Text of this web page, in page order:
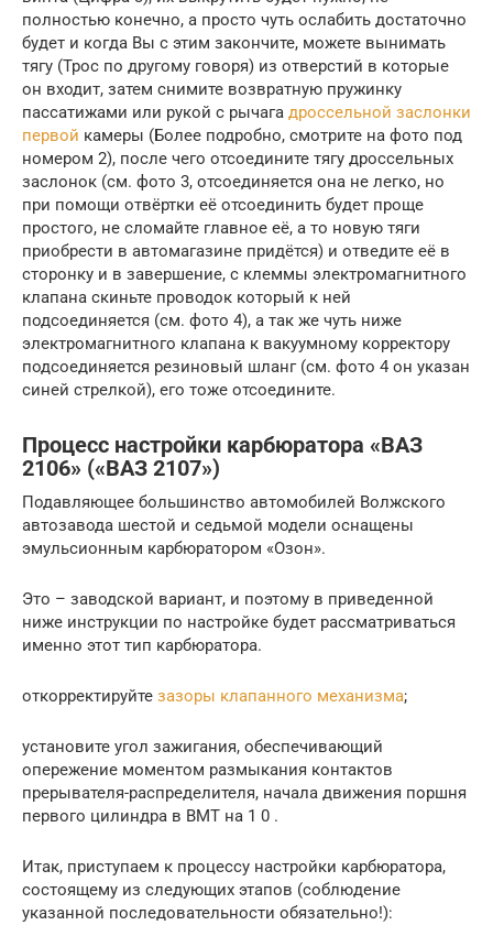
полностью конечно, а просто чуть ослабить достаточно
будет и когда Вы с этим закончите, можете вынимать
тягу (Трос по другому говоря) из отверстий в которые
он входит, затем снимите возвратную пружинку
пассатижами или рукой с рычага дроссельной заслонки
первой камеры (Более подробно, смотрите на фото под
номером 2), после чего отсоедините тягу дроссельных
заслонок (см. фото 3, отсоединяется она не легко, но
при помощи отвёртки её отсоединить будет проще
простого, не сломайте главное её, а то новую тяги
приобрести в автомагазине придётся) и отведите её в
сторонку и в завершение, с клеммы электромагнитного
клапана скиньте проводок который к ней
подсоединяется (см. фото 4), а так же чуть ниже
электромагнитного клапана к вакуумному корректору
подсоединяется резиновый шланг (см. фото 4 он указан
синей стрелкой), его тоже отсоедините.
Процесс настройки карбюратора «ВАЗ
2106» («ВАЗ 2107»)
Подавляющее большинство автомобилей Волжского
автозавода шестой и седьмой модели оснащены
эмульсионным карбюратором «Озон».
Это – заводской вариант, и поэтому в приведенной
ниже инструкции по настройке будет рассматриваться
именно этот тип карбюратора.
откорректируйте зазоры клапанного механизма;
установите угол зажигания, обеспечивающий
опережение моментом размыкания контактов
прерывателя-распределителя, начала движения поршня
первого цилиндра в ВМТ на 1 0 .
Итак, приступаем к процессу настройки карбюратора,
состоящему из следующих этапов (соблюдение
указанной последовательности обязательно!):